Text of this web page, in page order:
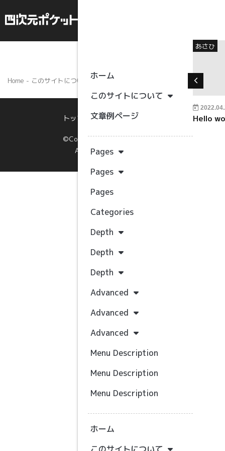
ホーム
このサイトについて
文章例ページ
Pages
Pages
Pages
Categories
Depth
Depth
Depth
Advanced
Advanced
Advanced
Menu Description
Menu Description
Menu Description
ホーム
マークアップ: 特殊記号を含む
あさひ
Hello
Home - このサイトについて -コメントのついたページ
トップページ プロフィール
©Copyright 四次元ポケット.
All Rights Reserved.